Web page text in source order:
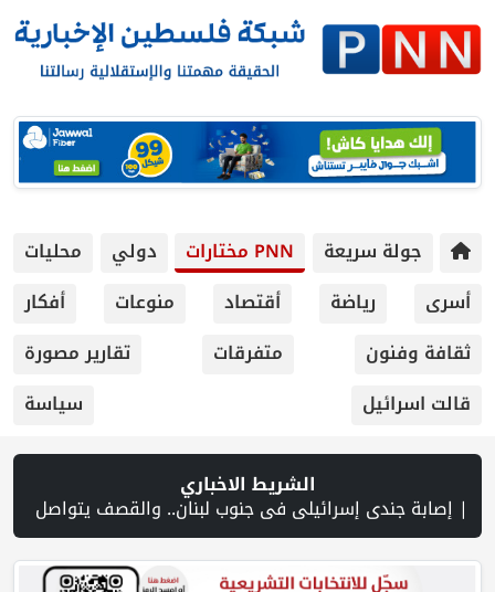
PNN مختارات دولي
محليات
رياضة
أقتصاد منوعات
أفكار
متفرقات
تقارير مصورة
الشريط الاخباري
الله | منظمة التحرير: منظمة إسرائيلية توفر دعمًا للمستوطنين المتهمين بجرائم ضد الفلسطينيين | فانس: نضغط على